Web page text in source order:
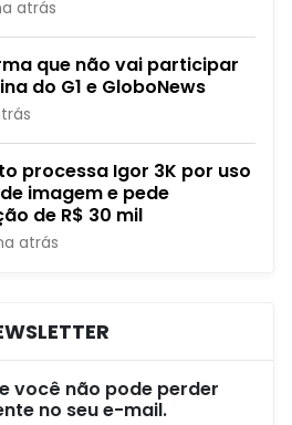
atrás
que não vai participar
do G1 e GloboNews
processa Igor 3K por uso
imagem e pede
de R$ 30 mil
atrás
você não pode perder
no seu e-mail.